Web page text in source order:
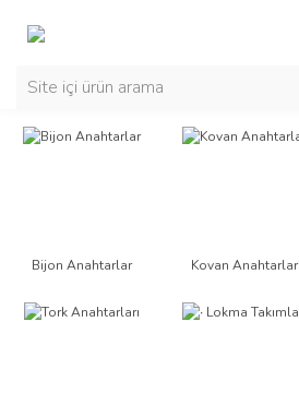
Bijon Anahtarlar Kovan Anahtarlar